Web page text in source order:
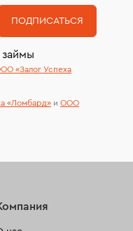
руб., на 3–6
ПОДПИСАТЬСЯ
«Залог Успеха
«Ломбард» и ООО